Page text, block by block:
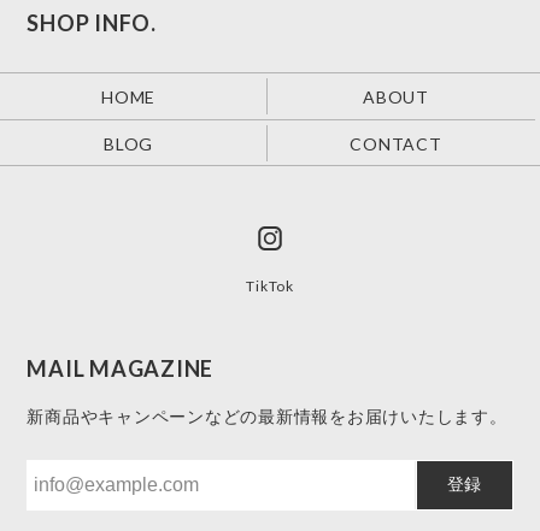
SHOP INFO.
HOME ABOUT
BLOG CONTACT
TikTok
MAIL MAGAZINE
新商品やキャンペーンなどの最新情報をお届けいたします。
登録